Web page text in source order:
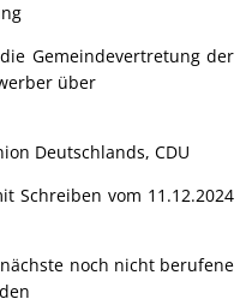
Gemeindevertretung der
über
Deutschlands, CDU
Schreiben vom 11.12.2024
noch nicht berufene